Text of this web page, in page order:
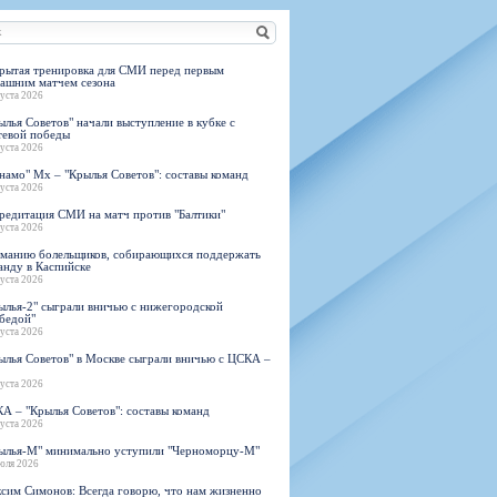
болельщиков
атрибутики
болельщика
и абонементы
на Яндекс Афиша
тренировка для СМИ перед первым
матчем сезона
2026
Советов" начали выступление в кубке с
победы
2026
Мх – "Крылья Советов": составы команд
2026
СМИ на матч против "Балтики"
2026
болельщиков, собирающихся поддержать
в Каспийске
2026
2" сыграли вничью с нижегородской
2026
Советов" в Москве сыграли вничью с ЦСКА –
2026
– "Крылья Советов": составы команд
2026
М" минимально уступили "Черноморцу-М"
2026
Симонов: Всегда говорю, что нам жизненно